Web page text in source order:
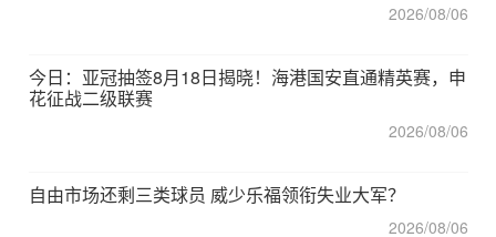
2026/08/06
今日：亚冠抽签8月18日揭晓！海港国安直通精英赛，申
花征战二级联赛
2026/08/06
自由市场还剩三类球员 威少乐福领衔失业大军？
2026/08/06